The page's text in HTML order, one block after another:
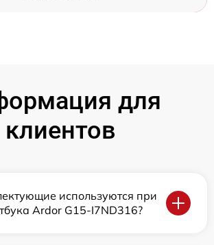
для
клиентов
используются при
Ardor G15-I7ND316?